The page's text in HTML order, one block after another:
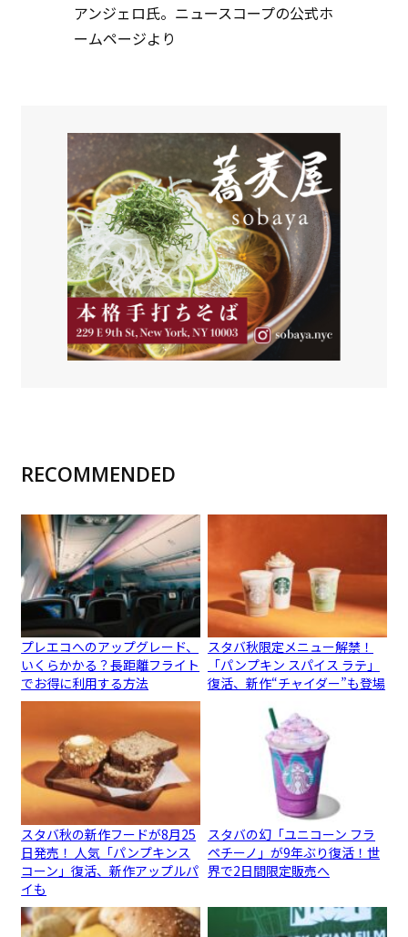
アンジェロ氏。ニュースコープの公式ホ
ームページより
RECOMMENDED
プレエコへのアップグレード、
いくらかかる？長距離フライト
でお得に利用する方法
スタバ秋限定メニュー解禁！
「パンプキン スパイス ラテ」
復活、新作“チャイダー”も登場
スタバ秋の新作フードが8月25
日発売！ 人気「パンプキンス
コーン」復活、新作アップルパ
イも
スタバの幻「ユニコーン フラ
ペチーノ」が9年ぶり復活！世
界で2日間限定販売へ